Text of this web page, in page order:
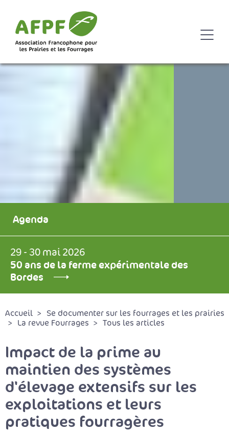
Agenda
29 - 30 mai 2026
50 ans de la ferme expérimentale des
Bordes
Accueil
Se documenter sur les fourrages et les prairies
La revue Fourrages
Tous les articles
Impact de la prime au
maintien des systèmes
d'élevage extensifs sur les
exploitations et leurs
pratiques fourragères